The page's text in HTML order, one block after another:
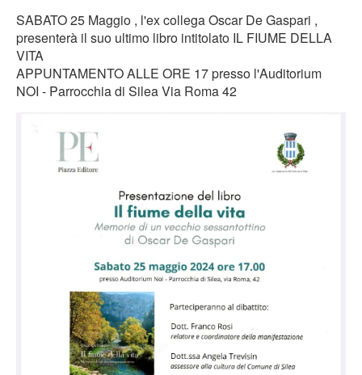
SABATO 25 Maggio , l'ex collega Oscar De Gaspari ,
presenterà il suo ultimo libro intitolato IL FIUME DELLA
VITA
APPUNTAMENTO ALLE ORE 17 presso l'Auditorium
NOI - Parrocchia di Silea Via Roma 42